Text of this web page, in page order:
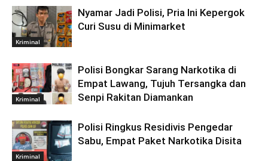
Kriminal
Nyamar Jadi Polisi, Pria Ini Kepergok
Curi Susu di Minimarket
Kriminal
Polisi Bongkar Sarang Narkotika di
Empat Lawang, Tujuh Tersangka dan
Senpi Rakitan Diamankan
Kriminal
Polisi Ringkus Residivis Pengedar
Sabu, Empat Paket Narkotika Disita